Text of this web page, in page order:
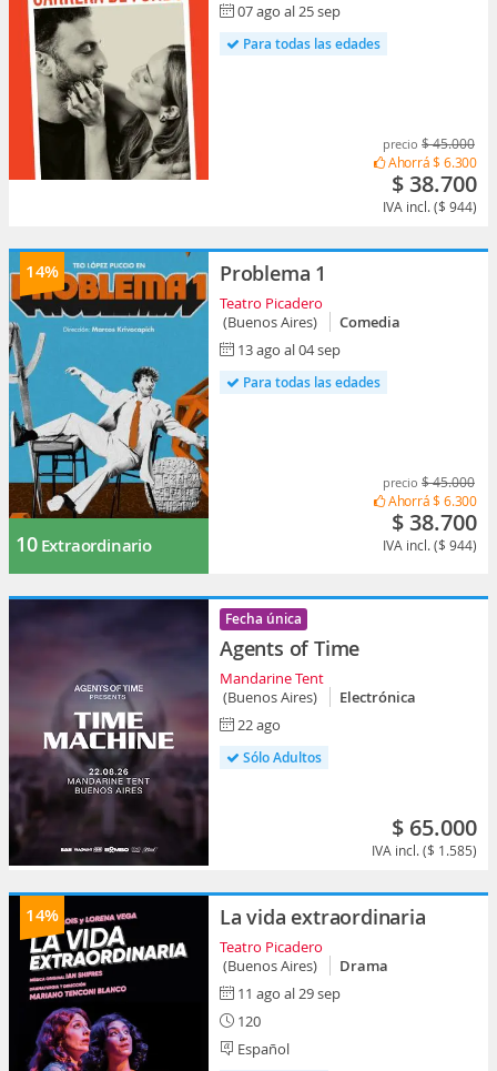
07 ago al 25 sep
Para todas las edades
precio $ 45.000
Ahorrá$ 6.300
$ 38.700
IVA incl. ($ 944)
14%
10 Extraordinario
Problema 1
Teatro Picadero
(Buenos Aires)
Comedia
13 ago al 04 sep
Para todas las edades
precio $ 45.000
Ahorrá$ 6.300
$ 38.700
IVA incl. ($ 944)
Fecha única
Agents of Time
Mandarine Tent
(Buenos Aires)
Electrónica
22 ago
Sólo Adultos
$ 65.000
IVA incl. ($ 1.585)
14% La vida extraordinaria
Teatro Picadero
(Buenos Aires)
Drama
11 ago al 29 sep
120
Español